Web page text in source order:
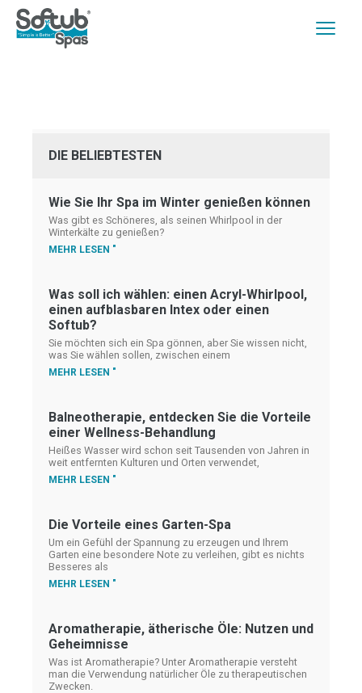
DIE BELIEBTESTEN
Wie Sie Ihr Spa im Winter genießen können
Was gibt es Schöneres, als seinen Whirlpool in der
Winterkälte zu genießen?
MEHR LESEN "
Was soll ich wählen: einen Acryl-Whirlpool,
einen aufblasbaren Intex oder einen
Softub?
Sie möchten sich ein Spa gönnen, aber Sie wissen nicht,
was Sie wählen sollen, zwischen einem
MEHR LESEN "
Balneotherapie, entdecken Sie die Vorteile
einer Wellness-Behandlung
Heißes Wasser wird schon seit Tausenden von Jahren in
weit entfernten Kulturen und Orten verwendet,
MEHR LESEN "
Die Vorteile eines Garten-Spa
Um ein Gefühl der Spannung zu erzeugen und Ihrem
Garten eine besondere Note zu verleihen, gibt es nichts
Besseres als
MEHR LESEN "
Aromatherapie, ätherische Öle: Nutzen und
Geheimnisse
Was ist Aromatherapie? Unter Aromatherapie versteht
man die Verwendung natürlicher Öle zu therapeutischen
Zwecken.